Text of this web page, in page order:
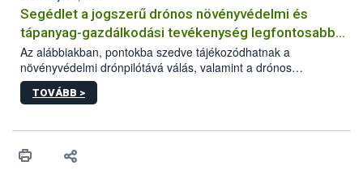
Segédlet a jogszerű drónos növényvédelmi és
tápanyag-gazdálkodási tevékenység legfontosabb
feltételeiről
Az alábbiakban, pontokba szedve tájékozódhatnak a
növényvédelmi drónpilótává válás, valamint a drónos
növényvédelmi és tápanyag-gazdálkodási tevékenység
végzésének legfontosabb feltételeiről*.
TOVÁBB >